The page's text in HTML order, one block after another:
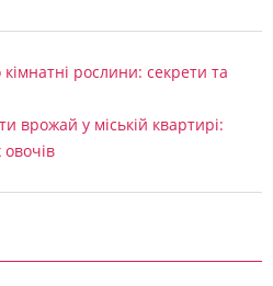
рослини: секрети та
врожай у міській квартирі: